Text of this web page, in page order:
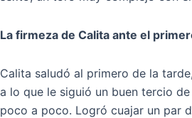
La firmeza de Calita ante el
Calita saludó al primero de la
a lo que le siguió un buen tercio
poco a poco. Logró cuajar un par